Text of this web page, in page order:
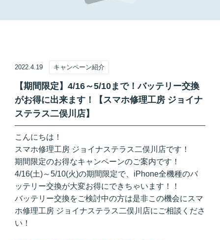
2022.4.19 キャンペーン紹介
【期間限定】4/16～5/10まで！バッテリー交換
がお得に出来ます！【スマホ修理工房 ジョイナ
ステラス二俣川店】
こんにちは！
スマホ修理工房 ジョイナステラス二俣川店です！
期間限定のお得なキャンペーンのご案内です！
4/16(土)～5/10(火)の期間限定で、iPhone全機種のバ
ッテリー交換が大変お得にできちゃいます！！
バッテリー交換をご検討中の方は是非この機会にスマ
ホ修理工房 ジョイナステラス二俣川店にご相談くださ
い！